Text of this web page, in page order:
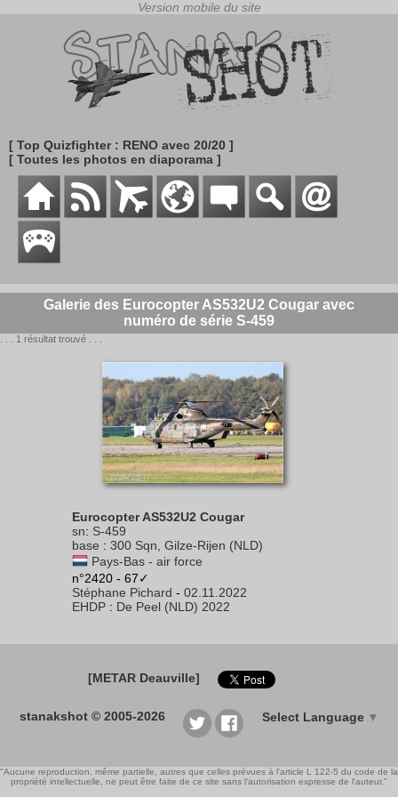
[ Top Quizfighter : RENO avec 20/20 ]
[ Toutes les photos en diaporama ]
Galerie des Eurocopter AS532U2 Cougar avec
numéro de série S-459
. . . 1 résultat trouvé . . .
Eurocopter AS532U2 Cougar
sn: S-459
base : 300 Sqn, Gilze-Rijen (NLD)
Pays-Bas - air force
n°2420 - 67✓
Stéphane Pichard - 02.11.2022
EHDP : De Peel (NLD) 2022
[METAR Deauville]
stanakshot © 2005-2026 Select Language ▼
"Aucune reproduction, même partielle, autres que celles prévues à l'article L 122-5 du code de la
propriété intellectuelle, ne peut être faite de ce site sans l'autorisation expresse de l'auteur."